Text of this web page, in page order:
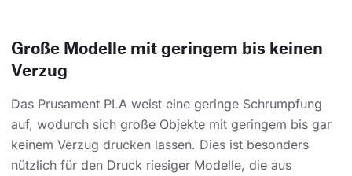
Große Modelle mit geringem bis keinen
Verzug
Das Prusament PLA weist eine geringe Schrumpfung
auf, wodurch sich große Objekte mit geringem bis gar
keinem Verzug drucken lassen. Dies ist besonders
nützlich für den Druck riesiger Modelle, die aus